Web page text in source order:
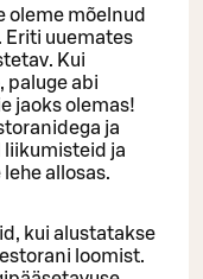
oleme mõelnud
Eriti uuemates
Kui
paluge abi
jaoks olemas!
ja
liikumisteid ja
allosas.
kui alustatakse
loomist.